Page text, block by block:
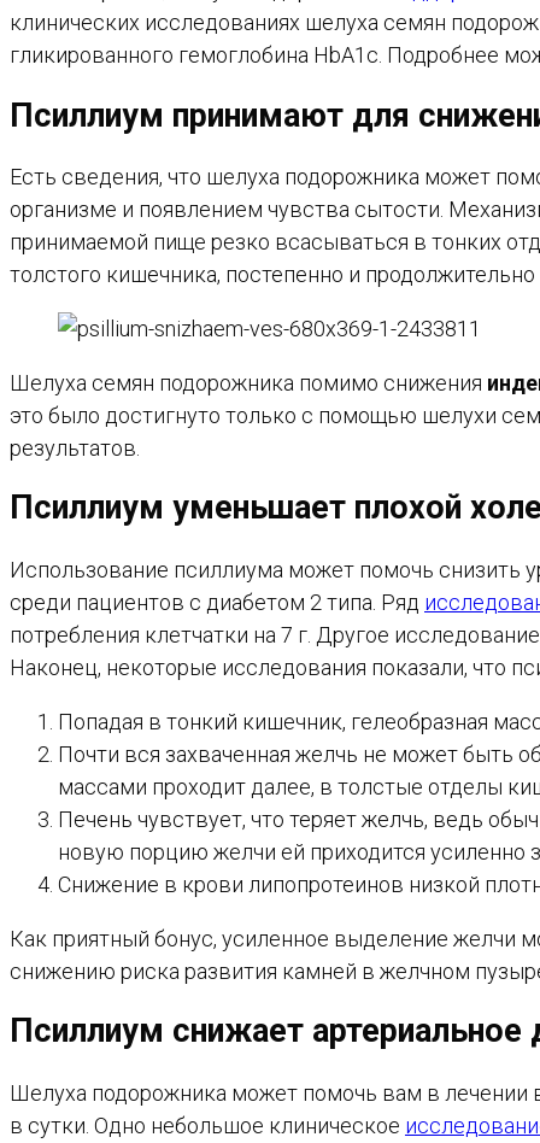
клинических исследованиях шелуха семян
гликированного гемоглобина HbA1c. Подробнее
Псиллиум принимают для
Есть сведения, что шелуха подорожника может
организме и появлением чувства сытости.
принимаемой пище резко всасываться в тонких
толстого кишечника, постепенно и
Шелуха семян подорожника помимо снижения
это было достигнуто только с помощью шелухи
результатов.
Псиллиум уменьшает плохой
Использование псиллиума может помочь снизить
среди пациентов с диабетом 2 типа. Ряд
потребления клетчатки на 7 г. Другое
Наконец, некоторые исследования показали, что
Попадая в тонкий кишечник, гелеобразная
Почти вся захваченная желчь не может быть
массами проходит далее, в толстые отделы
Печень чувствует, что теряет желчь, ведь
новую порцию желчи ей приходится усиленно
Снижение в крови липопротеинов низкой
Как приятный бонус, усиленное выделение желчи
снижению риска развития камней в желчном
Псиллиум снижает артериальное
Шелуха подорожника может помочь вам в лечении
в сутки. Одно небольшое клиническое